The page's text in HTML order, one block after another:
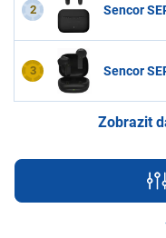
2 Sencor
3 Sencor
Zobrazit